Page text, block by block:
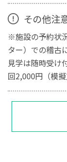
その他注
※施設の予約状
ター）での稽古
見学は随時受け
回2,000円（模